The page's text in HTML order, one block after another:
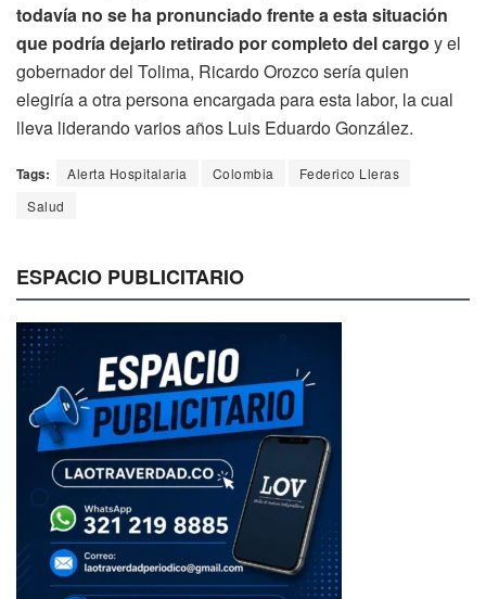
todavía no se ha pronunciado frente a esta situación
que podría dejarlo retirado por completo del cargo y el
gobernador del Tolima, Ricardo Orozco sería quien
elegiría a otra persona encargada para esta labor, la cual
lleva liderando varios años Luis Eduardo González.
Tags: Alerta Hospitalaria Colombia
Federico Lleras
Salud
ESPACIO PUBLICITARIO